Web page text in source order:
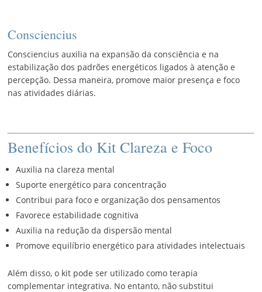
Consciencius
Consciencius auxilia na expansão da consciência e na
estabilização dos padrões energéticos ligados à atenção e
percepção. Dessa maneira, promove maior presença e foco
nas atividades diárias.
Benefícios do Kit Clareza e Foco
Auxilia na clareza mental
Suporte energético para concentração
Contribui para foco e organização dos pensamentos
Favorece estabilidade cognitiva
Auxilia na redução da dispersão mental
Promove equilíbrio energético para atividades intelectuais
Além disso, o kit pode ser utilizado como terapia
complementar integrativa. No entanto, não substitui